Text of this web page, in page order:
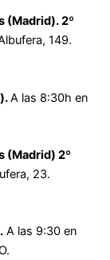
(Madrid). 2º
149.
A las 8:30h en
(Madrid) 2º
23.
A las 9:30 en